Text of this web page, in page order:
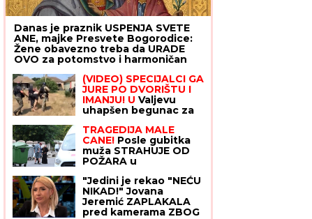
Danas je praznik USPENJA SVETE
ANE, majke Presvete Bogorodice:
Žene obavezno treba da URADE
OVO za potomstvo i harmoničan
(VIDEO) SPECIJALCI GA
JURE PO DVORIŠTU I
IMANJU! U Valjevu
uhapšen begunac za
potraga: Objavljen
dramatičan snimak
akcije
TRAGEDIJA MALЕ
CANE! Posle gubitka
muža STRAHUJE OD
POŽARA u
SAOPŠTILI JOJ TEŠKE
VESTI: "PREPALA SAM
SE!"
"Jedini je rekao "NEĆU
NIKAD!" Jovana
Jeremić ZAPLAKALA
pred kamerama ZBOG